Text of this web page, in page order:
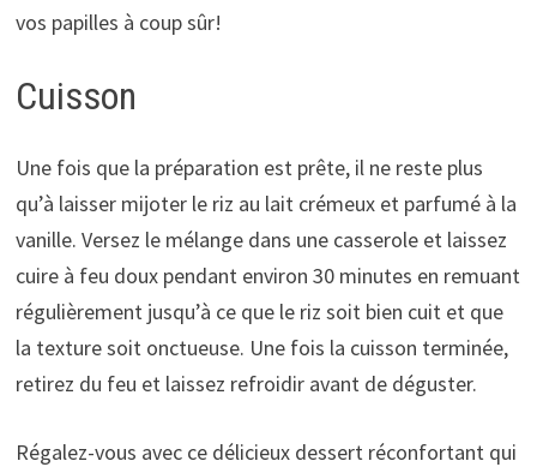
vos papilles à coup sûr!
Cuisson
Une fois que la préparation est prête, il ne reste plus
qu’à laisser mijoter le riz au lait crémeux et parfumé à la
vanille. Versez le mélange dans une casserole et laissez
cuire à feu doux pendant environ 30 minutes en remuant
régulièrement jusqu’à ce que le riz soit bien cuit et que
la texture soit onctueuse. Une fois la cuisson terminée,
retirez du feu et laissez refroidir avant de déguster.
Régalez-vous avec ce délicieux dessert réconfortant qui